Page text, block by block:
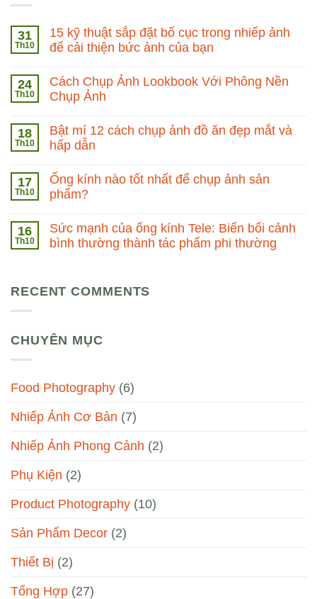
31
Th10
15 kỹ thuật sắp đặt bố cục trong nhiếp ảnh
để cải thiện bức ảnh của bạn
24
Th10
Cách Chụp Ảnh Lookbook Với Phông Nền
Chụp Ảnh
18
Th10
Bật mí 12 cách chụp ảnh đồ ăn đẹp mắt và
hấp dẫn
17
Th10
Ống kính nào tốt nhất để chụp ảnh sản
phẩm?
16
Th10
Sức mạnh của ống kính Tele: Biến bối cảnh
bình thường thành tác phẩm phi thường
RECENT COMMENTS
CHUYÊN MỤC
Food Photography (6)
Nhiếp Ảnh Cơ Bản (7)
Nhiếp Ảnh Phong Cảnh (2)
Phụ Kiện (2)
Product Photography (10)
Sản Phẩm Decor (2)
Thiết Bị (2)
Tổng Hợp (27)